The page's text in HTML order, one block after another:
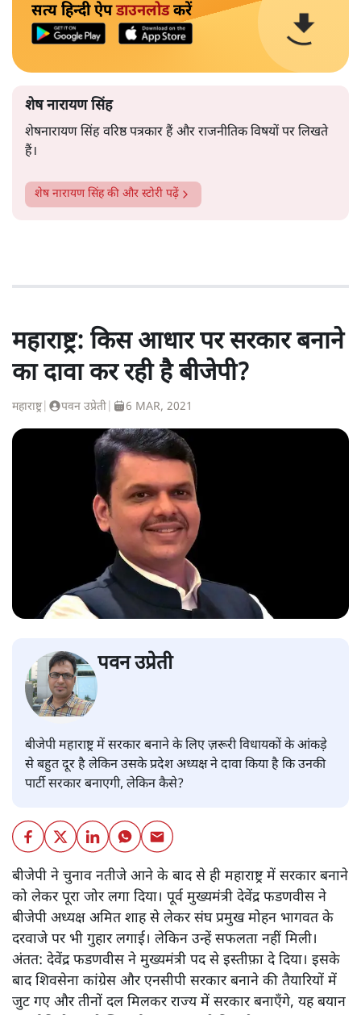
सत्य हिन्दी ऐपडाउनलोडकरें
शेष नारायण सिंह
शेषनारायण सिंह वरिष्ठ पत्रकार हैं और राजनीतिक विषयों पर लिखते
हैं।
शेष नारायण सिंहकी और स्टोरी पढ़ें
महाराष्ट्र: किस आधार पर सरकार बनाने
का दावा कर रही है बीजेपी?
महाराष्ट्र| पवन उप्रेती 6 MAR, 2021
पवन उप्रेती
बीजेपी महाराष्ट्र में सरकार बनाने के लिए ज़रूरी विधायकों के आंकड़े
से बहुत दूर है लेकिन उसके प्रदेश अध्यक्ष ने दावा किया है कि उनकी
पार्टी सरकार बनाएगी, लेकिन कैसे?
बीजेपी ने चुनाव नतीजे आने के बाद से ही महाराष्ट्र में सरकार बनाने
को लेकर पूरा जोर लगा दिया। पूर्व मुख्यमंत्री देवेंद्र फडणवीस ने
बीजेपी अध्यक्ष अमित शाह से लेकर संघ प्रमुख मोहन भागवत के
दरवाजे पर भी गुहार लगाई। लेकिन उन्हें सफलता नहीं मिली।
अंतत: देवेंद्र फडणवीस ने मुख्यमंत्री पद से इस्तीफ़ा दे दिया। इसके
बाद शिवसेना कांग्रेस और एनसीपी सरकार बनाने की तैयारियों में
जुट गए और तीनों दल मिलकर राज्य में सरकार बनाएँगे, यह बयान